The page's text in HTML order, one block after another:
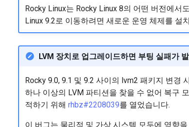
Rocky Linux는 Rocky Linux 8의 어떤 버전에서
Linux 9.2로 이동하려면 새로운 운영 체제를 설
LVM 장치로 업그레이드하면 부팅 실패가
Rocky 9.0, 9.1 및 9.2 사이의 lvm2 패키지 변경
하나 이상의 LVM 파티션을 찾을 수 없어 복구
적하기 위해 rhbz#2208039를 열었습니다.
이 버그는 물리적 및 가상 시스템 모두에 영향